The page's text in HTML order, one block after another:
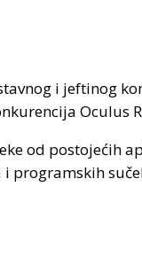
i jeftinog
Oculus
od postojećih
programskih